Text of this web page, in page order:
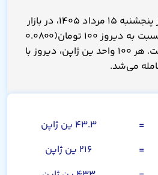
قیمت صد ین ژاپن امروز پنجشنبه ۱۵ مرداد ۱۴۰۵، در بازار
۱۱۹,۱۰۰ تومان است که نسبت به دیروز ۱۰۰ تومان(۰.۰۸۰۰
درصد) افزایش یافته است. هر ۱۰۰ واحد ین ژاپن، دیروز با
=
۴۳.۳ ین ژاپن
=
۲۱۶ ین ژاپن